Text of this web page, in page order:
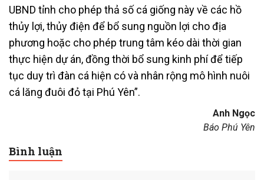
UBND tỉnh cho phép thả số cá giống này về các hồ
thủy lợi, thủy điện để bổ sung nguồn lợi cho địa
phương hoặc cho phép trung tâm kéo dài thời gian
thực hiện dự án, đồng thời bổ sung kinh phí để tiếp
tục duy trì đàn cá hiện có và nhân rộng mô hình nuôi
cá lăng đuôi đỏ tại Phú Yên”.
Anh Ngọc
Báo Phú Yên
Bình luận